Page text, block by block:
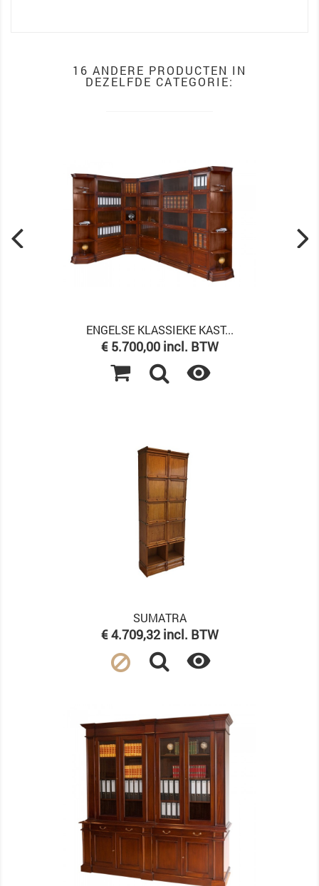
16 ANDERE PRODUCTEN IN
DEZELFDE CATEGORIE:
ENGELSE KLASSIEKE KAST...
Prijs
€ 5.700,00 incl. BTW

SUMATRA
Prijs
€ 4.709,32 incl. BTW
